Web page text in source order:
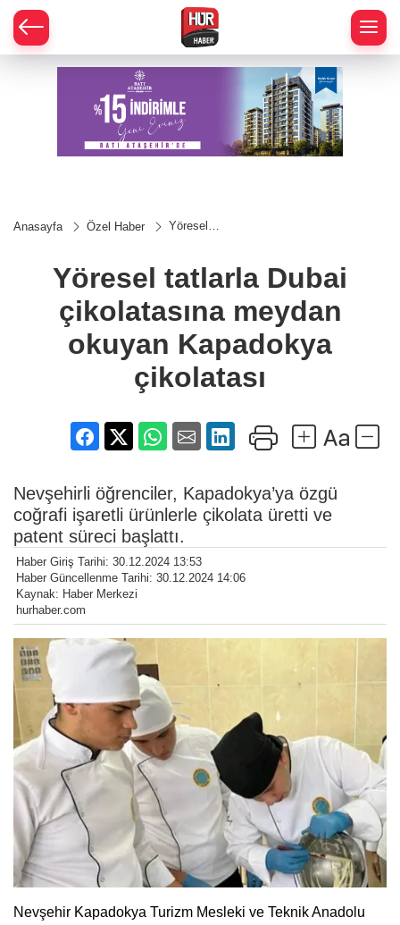
Anasayfa Özel Haber
Yöresel
çikolatasına
meydan
Kapadokya
çikolatası
Yöresel tatlarla Dubai
çikolatasına meydan
okuyan Kapadokya
çikolatası
Nevşehirli öğrenciler, Kapadokya’ya özgü
coğrafi işaretli ürünlerle çikolata üretti ve
patent süreci başlattı.
Haber Giriş Tarihi: 30.12.2024 13:53
Haber Güncellenme Tarihi: 30.12.2024 14:06
Kaynak: Haber Merkezi
hurhaber.com
Nevşehir Kapadokya Turizm Mesleki ve Teknik Anadolu